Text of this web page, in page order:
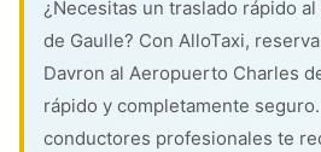
¿Necesitas un traslado rápido
de Gaulle? Con AlloTaxi,
Davron al Aeropuerto Charles
rápido y completamente
conductores profesionales te